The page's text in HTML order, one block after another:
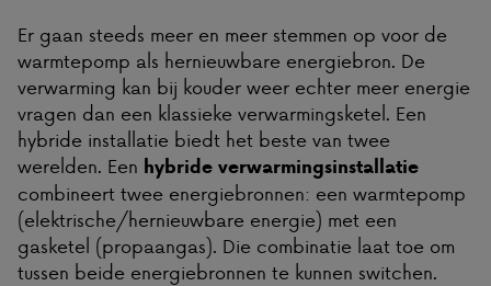
Er gaan steeds meer en meer stemmen op voor de
warmtepomp als hernieuwbare energiebron. De
verwarming kan bij kouder weer echter meer energie
vragen dan een klassieke verwarmingsketel. Een
hybride installatie biedt het beste van twee
werelden. Een hybride verwarmingsinstallatie
combineert twee energiebronnen: een warmtepomp
(elektrische/hernieuwbare energie) met een
gasketel (propaangas). Die combinatie laat toe om
tussen beide energiebronnen te kunnen switchen.